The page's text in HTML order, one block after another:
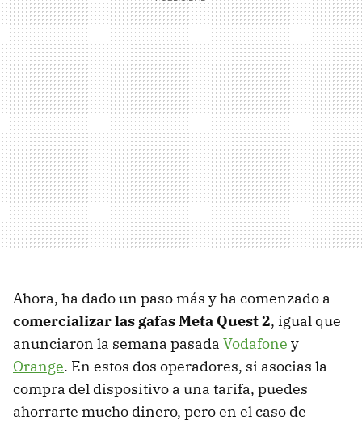
Ahora, ha dado un paso más y ha comenzado a
comercializar las gafas Meta Quest 2, igual que
anunciaron la semana pasada Vodafone y
Orange. En estos dos operadores, si asocias la
compra del dispositivo a una tarifa, puedes
ahorrarte mucho dinero, pero en el caso de